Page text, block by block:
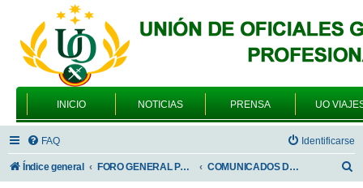
INICIO NOTICIAS PRENSA UO
FAQ Identificarse
Índice general FORO GENERAL PARA TODOS LOS USUARIOS COMUNICADOS DE LA UNIÓN DE OFICIALES